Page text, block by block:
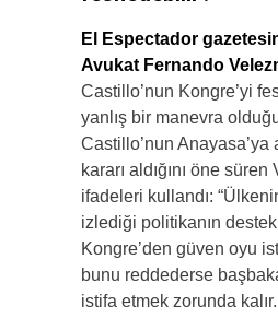
El Espectador
Avukat Fernando
Castillo’nun Kongre’yi
yanlış bir manevra
Castillo’nun Anayasa’ya
kararı aldığını öne
ifadeleri kullandı:
izlediği politikanın
Kongre’den güven oyu
bunu reddederse
istifa etmek zorunda